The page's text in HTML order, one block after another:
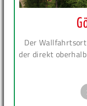
Der
der direkt